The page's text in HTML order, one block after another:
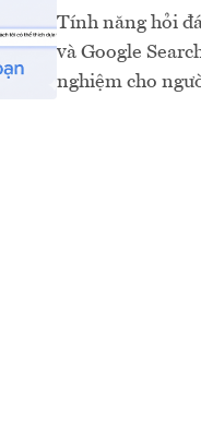
Tính năng hỏi
và Google
nghiệm cho